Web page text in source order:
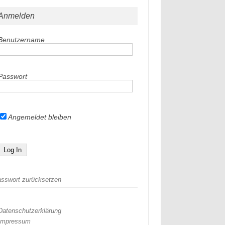
Angemeldet bleiben
zurücksetzen